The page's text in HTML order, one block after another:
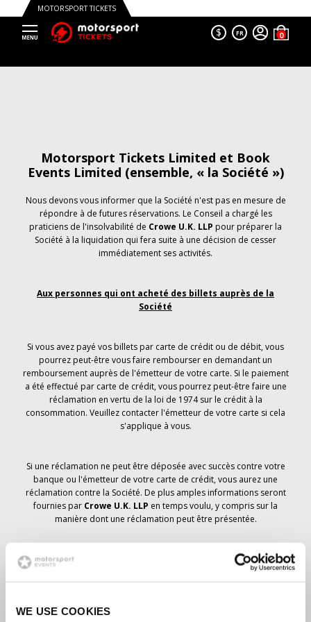
WE USE COOKIES
MOTORSPORT TICKETS
$ FR
Motorsport Tickets Limited et Book
Events Limited (ensemble, « la Société »)
Nous devons vous informer que la Société n'est pas en mesure de
répondre à de futures réservations. Le Conseil a chargé les
praticiens de l'insolvabilité de Crowe U.K. LLP pour préparer la
Société à la liquidation qui fera suite à une décision de cesser
immédiatement ses activités.
Aux personnes qui ont acheté des billets auprès de la
Société
Si vous avez payé vos billets par carte de crédit ou de débit, vous
pourrez peut-être vous faire rembourser en demandant un
remboursement auprès de l'émetteur de votre carte. Si le paiement
a été effectué par carte de crédit, vous pourrez peut-être faire une
réclamation en vertu de la loi de 1974 sur le crédit à la
consommation. Veuillez contacter l'émetteur de votre carte si cela
s'applique à vous.
Si une réclamation ne peut être déposée avec succès contre votre
banque ou l'émetteur de votre carte de crédit, vous aurez une
réclamation contre la Société. De plus amples informations seront
fournies par Crowe U.K. LLP en temps voulu, y compris sur la
manière dont une réclamation peut être présentée.
Si vous avez
avez reçu un avis d'annulation concernant votre
commande de billets, votre réservation n'a pas été annulée et il est
prévu que vous recevrez les billets que vous avez commandés en
fournisseurs pour s'assurer que les billets du Grand Prix sont livrés.